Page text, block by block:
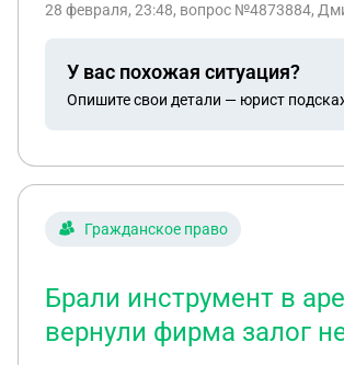
28 февраля, 23:48, вопрос №4873884,
У вас похожая ситуация?
Опишите свои детали — юрист
Гражданское право
Брали инструмент в
вернули фирма залог